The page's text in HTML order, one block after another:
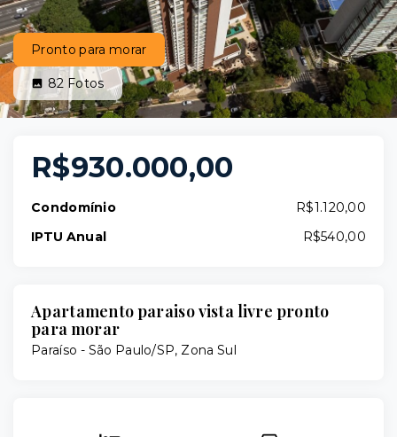
Pronto para morar
82 Fotos
R$930.000,00
Condomínio
R$1.120,00
IPTU Anual
R$540,00
Apartamento paraiso vista livre pronto
para morar
Paraíso - São Paulo/SP, Zona Sul